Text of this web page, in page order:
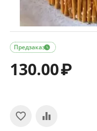

Предзаказ
130.00₽